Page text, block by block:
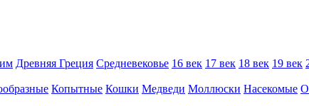
Древняя Греция Средневековье 16 век 17 век 18 век 19 век
Копытные Кошки Медведи Моллюски Насекомые